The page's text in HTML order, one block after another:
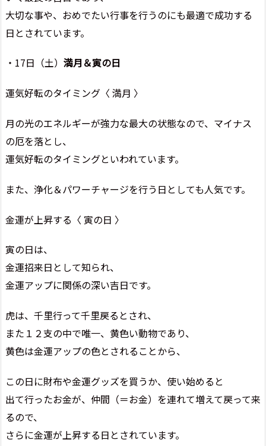
大切な事や、おめでたい行事を行うのにも最適で成功する
日とされています。
・17日（土） 満月＆寅の日
運気好転のタイミング〈 満月 〉
月の光のエネルギーが強力な最大の状態なので、マイナス
の厄を落とし、
運気好転のタイミングといわれています。
また、浄化＆パワーチャージを行う日としても人気です。
金運が上昇する〈 寅の日 〉
寅の日は、
金運招来日として知られ、
金運アップに関係の深い吉日です。
虎は、千里行って千里戻るとされ、
また１２支の中で唯一、黄色い動物であり、
黄色は金運アップの色とされることから、
この日に財布や金運グッズを買うか、使い始めると
出て行ったお金が、仲間（＝お金）を連れて増えて戻って来
るので、
さらに金運が上昇する日とされています。